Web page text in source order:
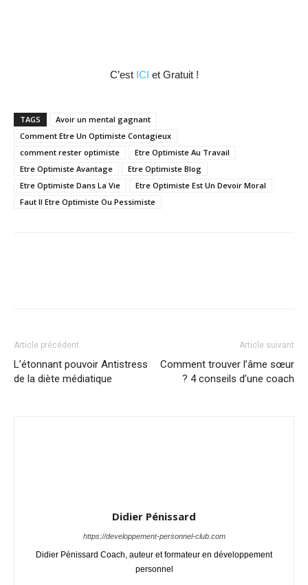
C’est ICI et Gratuit !
TAGS
Avoir un mental gagnant
Comment Etre Un Optimiste Contagieux
comment rester optimiste
Etre Optimiste Au Travail
Etre Optimiste Avantage
Etre Optimiste Blog
Etre Optimiste Dans La Vie
Etre Optimiste Est Un Devoir Moral
Faut Il Etre Optimiste Ou Pessimiste
Article précédent
L’étonnant pouvoir Antistress
de la diète médiatique
Article suivant
Comment trouver l’âme sœur
? 4 conseils d’une coach
Didier Pénissard
https://developpement-personnel-club.com
Didier Pénissard Coach, auteur et formateur en développement
personnel